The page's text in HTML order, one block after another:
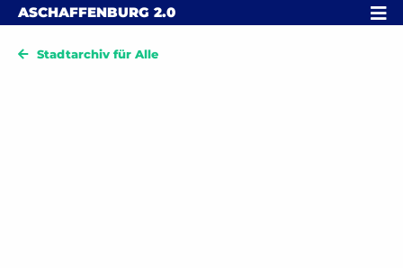
Skip to content
ASCHAFFENBURG 2.0 MENÜ
Stadtarchiv für Alle